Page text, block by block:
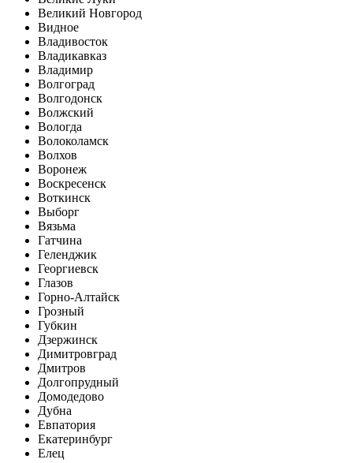
Великий Новгород
Видное
Владивосток
Владикавказ
Владимир
Волгоград
Волгодонск
Волжский
Вологда
Волоколамск
Волхов
Воронеж
Воскресенск
Воткинск
Выборг
Вязьма
Гатчина
Геленджик
Георгиевск
Глазов
Горно-Алтайск
Грозный
Губкин
Дзержинск
Димитровград
Дмитров
Долгопрудный
Домодедово
Дубна
Евпатория
Екатеринбург
Елец